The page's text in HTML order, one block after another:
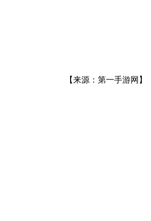
【来源：第一手游网】